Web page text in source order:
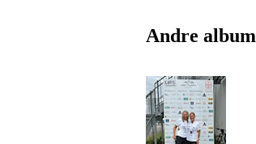
Andre album